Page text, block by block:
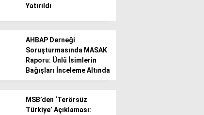
Yatırıldı
AHBAP Derneği
Soruşturmasında MASAK
Raporu: Ünlü İsimlerin
Bağışları İnceleme Altında
MSB’den ‘Terörsüz
Türkiye’ Açıklaması: